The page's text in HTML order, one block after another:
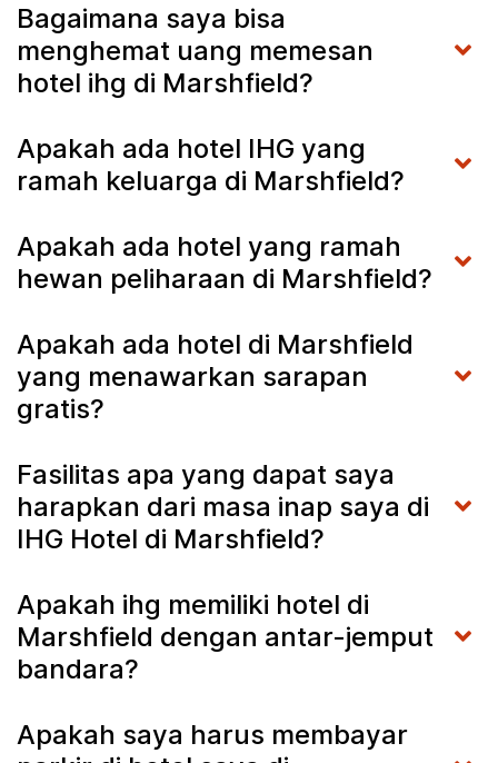
Bagaimana saya bisa
menghemat uang memesan
hotel ihg di Marshfield?
Apakah ada hotel IHG yang
ramah keluarga di Marshfield?
Apakah ada hotel yang ramah
hewan peliharaan di Marshfield?
Apakah ada hotel di Marshfield
yang menawarkan sarapan
gratis?
Fasilitas apa yang dapat saya
harapkan dari masa inap saya di
IHG Hotel di Marshfield?
Apakah ihg memiliki hotel di
Marshfield dengan antar-jemput
bandara?
Apakah saya harus membayar